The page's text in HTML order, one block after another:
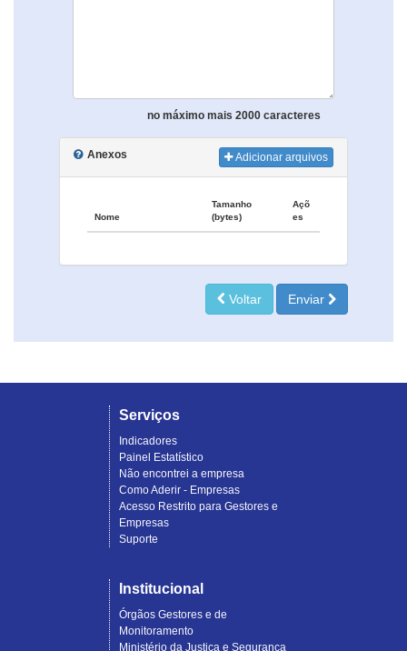
no máximo mais 2000 caracteres
Anexos Adicionar arquivos
Nome
Tamanho
(bytes)
Açõ
es
Voltar Enviar
Serviços
Indicadores
Painel Estatístico
Não encontrei a empresa
Como Aderir - Empresas
Acesso Restrito para Gestores e
Empresas
Suporte
Institucional
Órgãos Gestores e de
Monitoramento
Ministério da Justiça e Segurança